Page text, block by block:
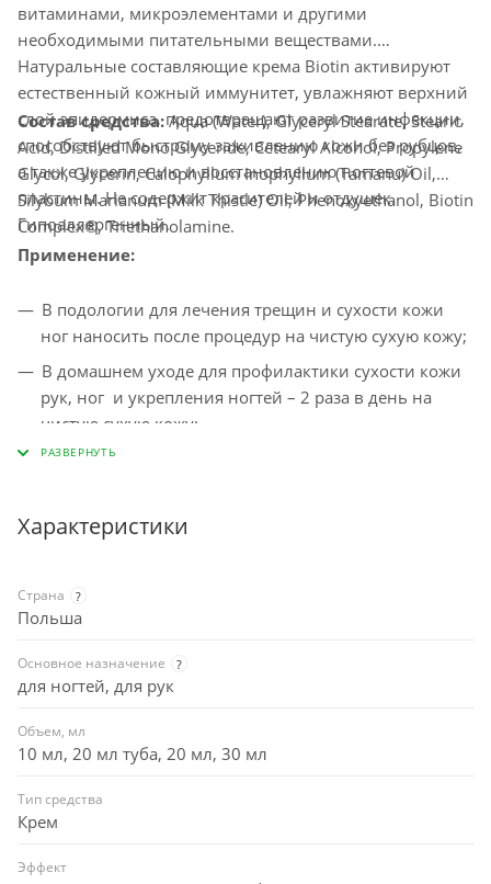
витаминами, микроэлементами и другими
необходимыми питательными веществами.
Натуральные составляющие крема Biotin активируют
естественный кожный иммунитет, увлажняют верхний
слой эпидермиса, предотвращают развитие инфекции,
способствуют быстрому заживлению кожи без рубцов,
а также укреплению и восстановлению ногтевой
пластины. Не содержит красителей и отдушек.
Гипоаллергенный.
Состав средства:Aqua (Water), Glyceryl Stearate, Stearic
Acid, Distilled Mono Glyceride, Cetearyl Alcohol, Propylene
Glycol, Glycerin, Calophyllum Inophyllum (Tamanu) Oil,
Silybum Marianum (Milk Thistle) Oil, Phenoxyethanol, Biotin
Complex®, Triethanolamine.
Применение:
В подологии для лечения трещин и сухости кожи
ног наносить после процедур на чистую сухую кожу;
В домашнем уходе для профилактики сухости кожи
рук, ног и укрепления ногтей – 2 раза в день на
чистую сухую кожу;
Рекомендуется как незаменимое средство в
Характеристики
Страна ?
Польша
Основное назначение ?
для ногтей, для рук
Объем, мл
10 мл, 20 мл туба, 20 мл, 30 мл
Тип средства
Крем
Эффект